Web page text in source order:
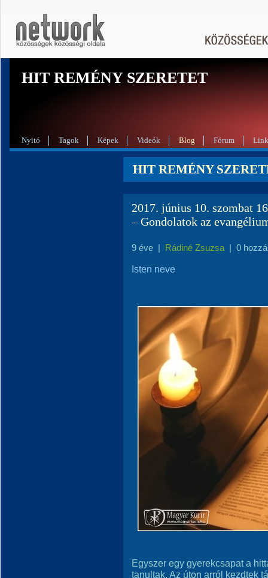
HIT REMÉNY SZERETET
Nyitó Tagok Képek Videók Blog Fórum
HIT REMÉNY
2017. június 10. szombat
– Gondolatok az
9 éve | Rádiné Zsuzsa | 0
Isten neve
Egyszer egy gyerekcsapat a
tanultak. Az úton arról kezdtek